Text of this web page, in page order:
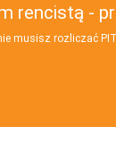
rencistą -
musisz rozliczać